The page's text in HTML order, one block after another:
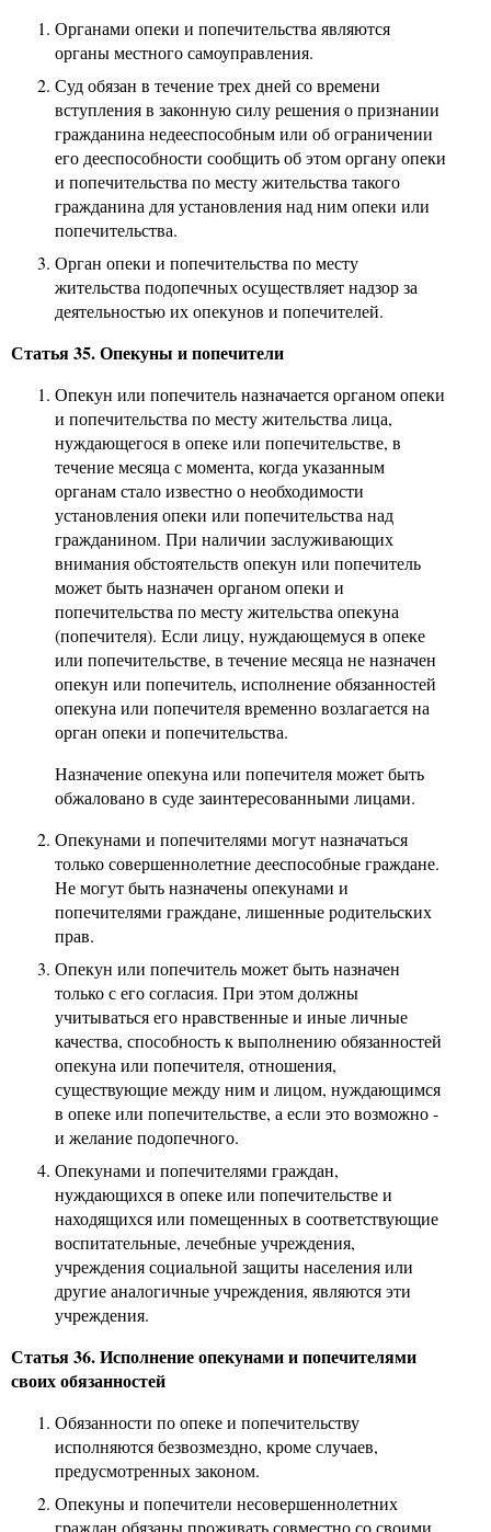
Органами опеки и попечительства являются
органы местного самоуправления.
Суд обязан в течение трех дней со времени
вступления в законную силу решения о признании
гражданина недееспособным или об ограничении
его дееспособности сообщить об этом органу опеки
и попечительства по месту жительства такого
гражданина для установления над ним опеки или
попечительства.
Орган опеки и попечительства по месту
жительства подопечных осуществляет надзор за
деятельностью их опекунов и попечителей.
Статья 35. Опекуны и попечители
Опекун или попечитель назначается органом опеки
и попечительства по месту жительства лица,
нуждающегося в опеке или попечительстве, в
течение месяца с момента, когда указанным
органам стало известно о необходимости
установления опеки или попечительства над
гражданином. При наличии заслуживающих
внимания обстоятельств опекун или попечитель
может быть назначен органом опеки и
попечительства по месту жительства опекуна
(попечителя). Если лицу, нуждающемуся в опеке
или попечительстве, в течение месяца не назначен
опекун или попечитель, исполнение обязанностей
опекуна или попечителя временно возлагается на
орган опеки и попечительства.
Назначение опекуна или попечителя может быть
обжаловано в суде заинтересованными лицами.
Опекунами и попечителями могут назначаться
только совершеннолетние дееспособные граждане.
Не могут быть назначены опекунами и
попечителями граждане, лишенные родительских
прав.
Опекун или попечитель может быть назначен
только с его согласия. При этом должны
учитываться его нравственные и иные личные
качества, способность к выполнению обязанностей
опекуна или попечителя, отношения,
существующие между ним и лицом, нуждающимся
в опеке или попечительстве, а если это возможно -
и желание подопечного.
Опекунами и попечителями граждан,
нуждающихся в опеке или попечительстве и
находящихся или помещенных в соответствующие
воспитательные, лечебные учреждения,
учреждения социальной защиты населения или
другие аналогичные учреждения, являются эти
учреждения.
Статья 36. Исполнение опекунами и попечителями
своих обязанностей
Обязанности по опеке и попечительству
исполняются безвозмездно, кроме случаев,
предусмотренных законом.
Опекуны и попечители несовершеннолетних
граждан обязаны проживать совместно со своими